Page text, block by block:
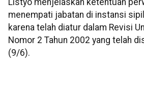
Listyo menjelaskan ketentuan
menempati jabatan di instansi
karena telah diatur dalam Revisi
Nomor 2 Tahun 2002 yang telah
(9/6).